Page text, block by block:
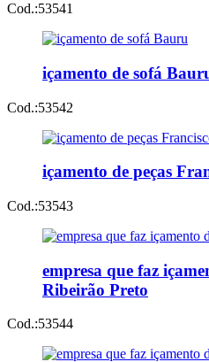
Cod.:53541
içamento de sofá
Cod.:53542
içamento de peças
Cod.:53543
empresa que faz
Ribeirão Preto
Cod.:53544